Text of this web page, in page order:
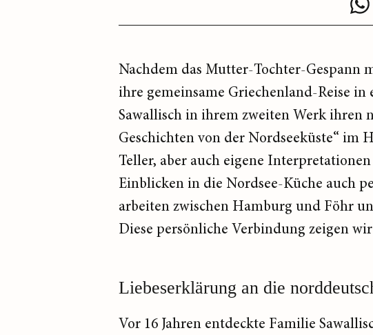
Nachdem das Mutter-Tochter-Gespann
ihre gemeinsame Griechenland-Reise
Sawallisch in ihrem zweiten Werk ihren
Geschichten von der Nordseeküste“
Teller, aber auch eigene
Einblicken in die Nordsee-Küche auch
arbeiten zwischen Hamburg und Föhr
Diese persönliche Verbindung zeigen
Liebeserklärung an die
Vor 16 Jahren entdeckte Familie